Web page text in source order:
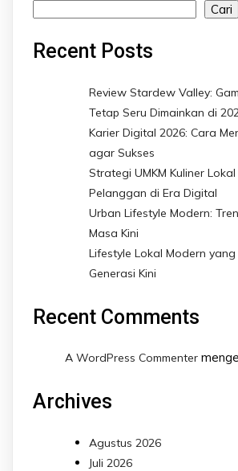
Cari
Recent Posts
Review Stardew Valley:
Tetap Seru Dimainkan di
Karier Digital 2026: Cara
agar Sukses
Strategi UMKM Kuliner
Pelanggan di Era Digital
Urban Lifestyle Modern:
Masa Kini
Lifestyle Lokal Modern
Generasi Kini
Recent Comments
A WordPress Commenter
Archives
Agustus 2026
Juli 2026